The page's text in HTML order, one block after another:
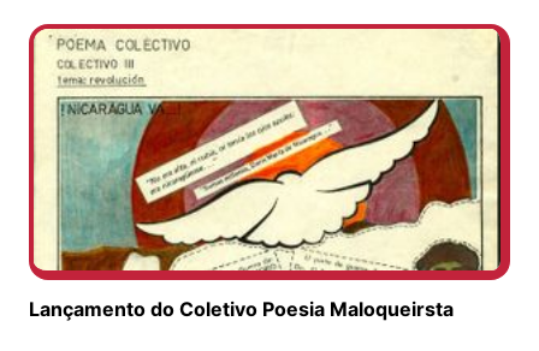
Lançamento do Coletivo Poesia Maloqueirsta